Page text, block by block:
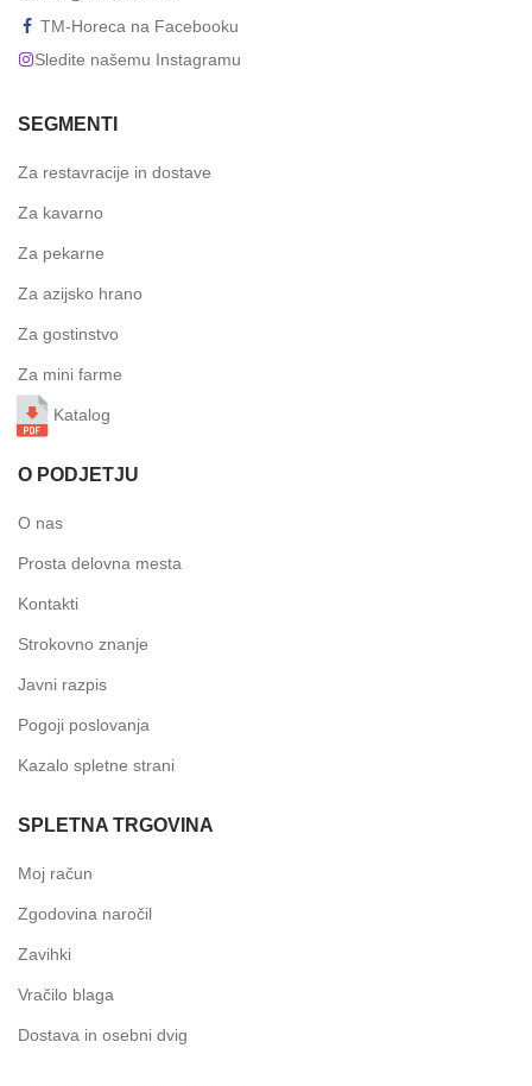
TM-Horeca na Facebooku
Sledite našemu Instagramu
SEGMENTI
Za restavracije in dostave
Za kavarno
Za pekarne
Za azijsko hrano
Za gostinstvo
Za mini farme
Katalog
O PODJETJU
O nas
Prosta delovna mesta
Kontakti
Strokovno znanje
Javni razpis
Pogoji poslovanja
Kazalo spletne strani
SPLETNA TRGOVINA
Moj račun
Zgodovina naročil
Zavihki
Vračilo blaga
Dostava in osebni dvig